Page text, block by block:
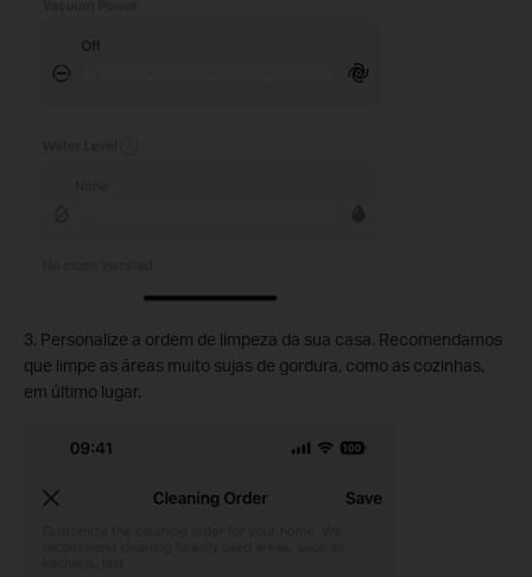
3. Personalize a ordem de limpeza da sua casa. Recomendamos
que limpe as áreas muito sujas de gordura, como as cozinhas,
em último lugar.